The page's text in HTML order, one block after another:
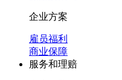
企业方案
雇员福利
商业保障
服务和理赔